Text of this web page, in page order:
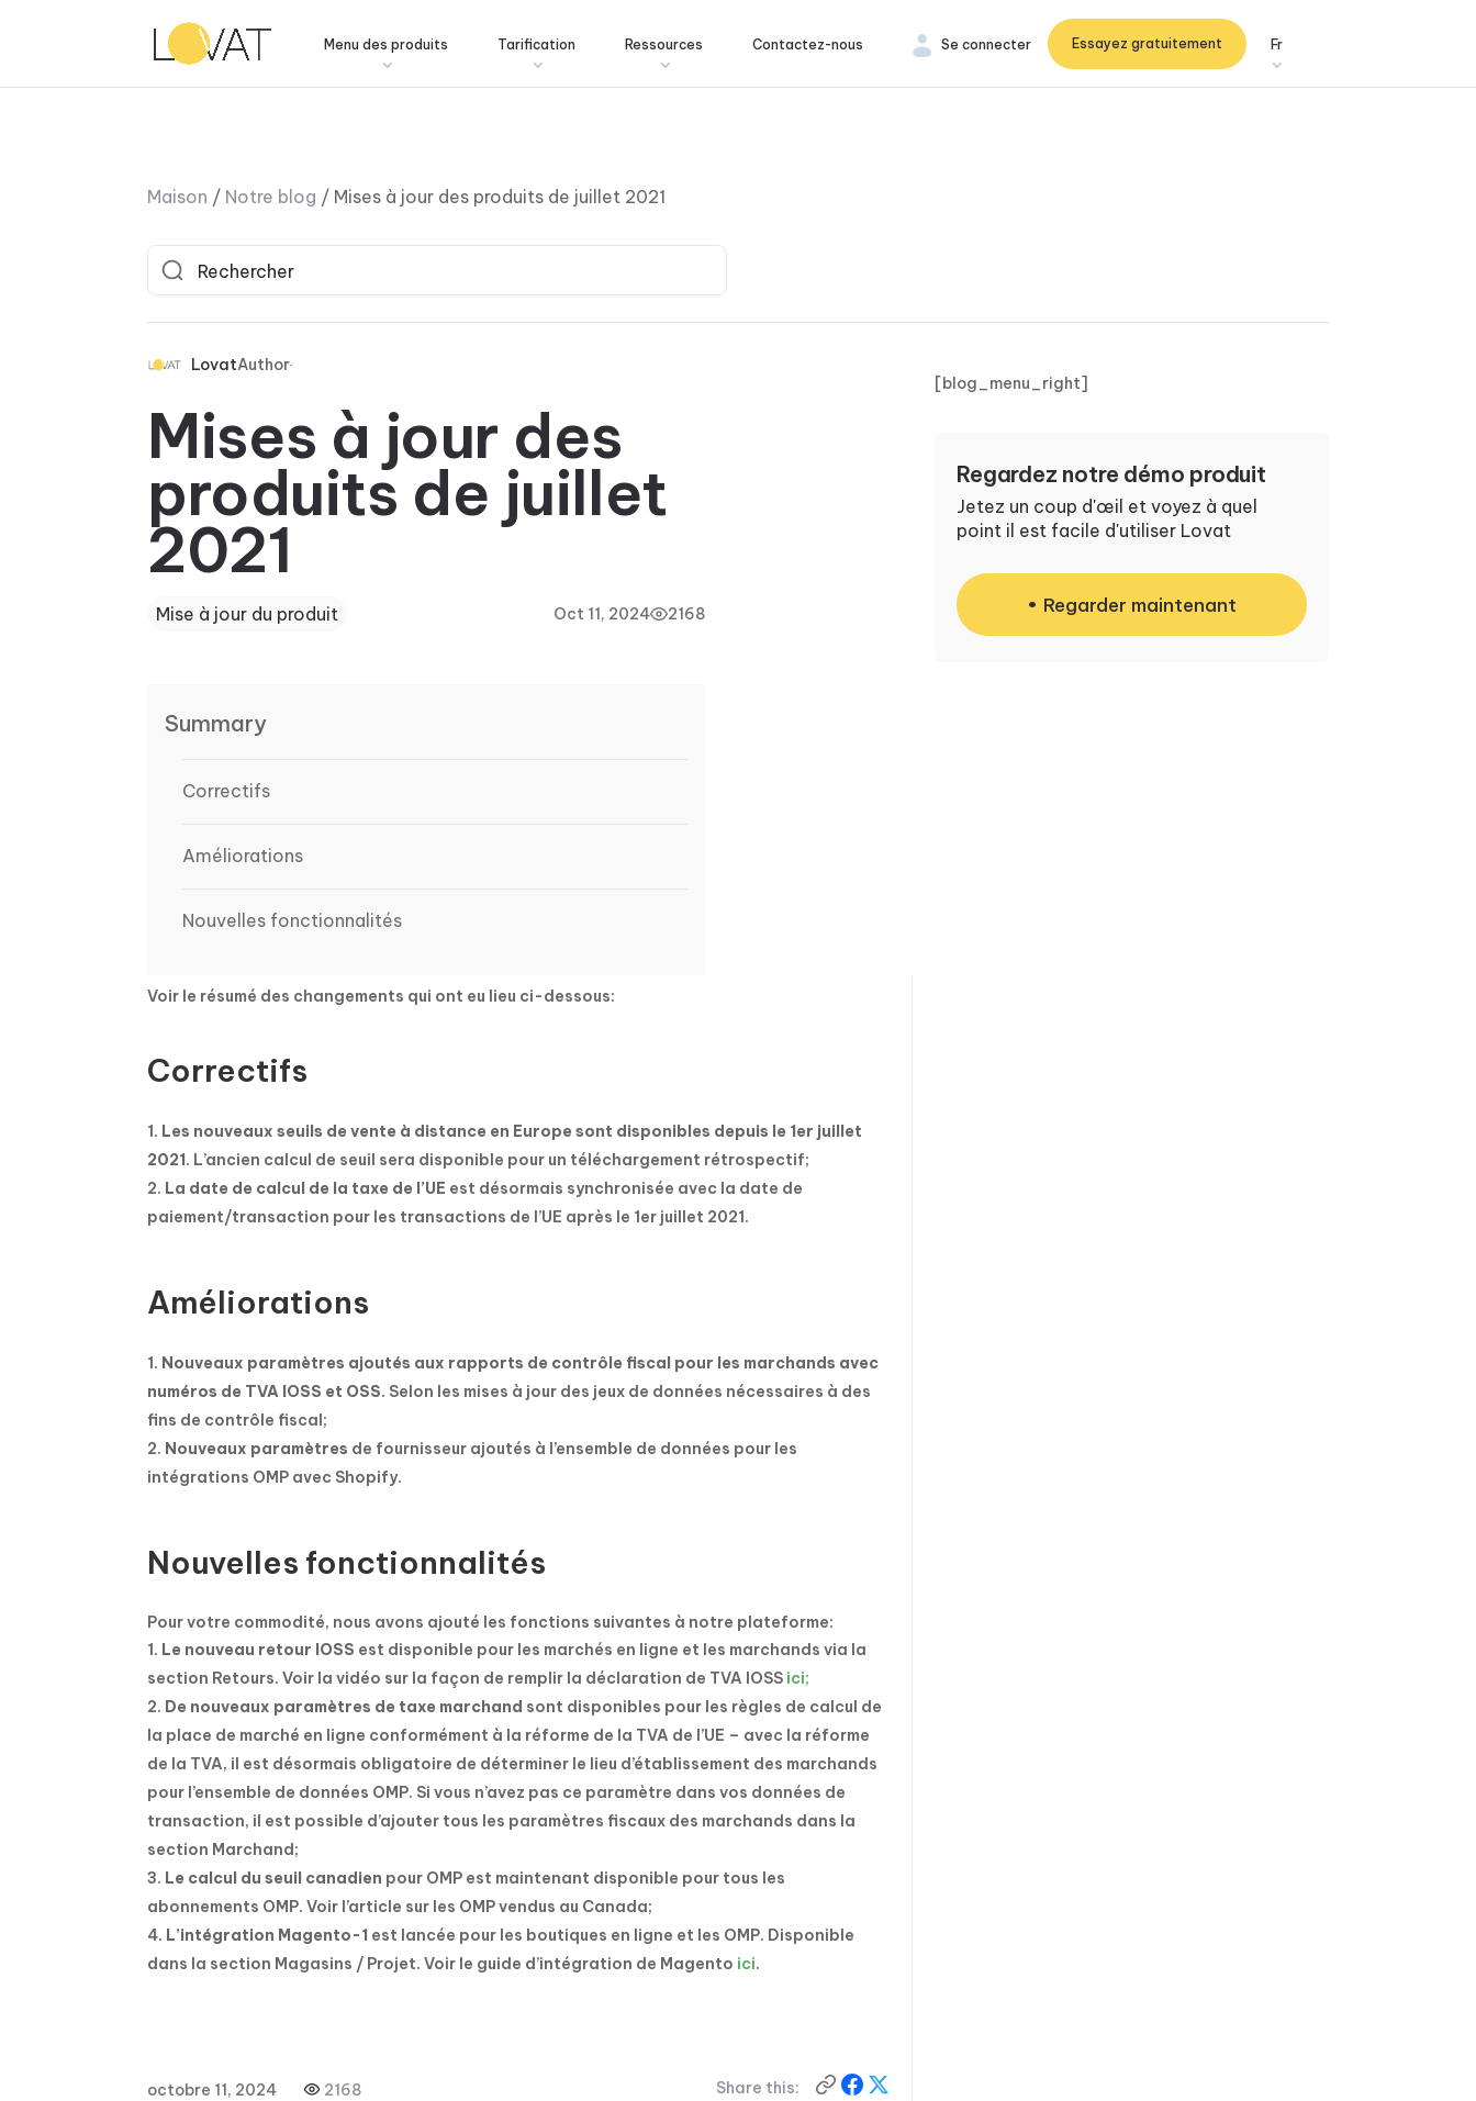
Menu des produits Tarification Ressources Contactez-nous Fr
Essayez gratuitement
Se connecter
Maison / Notre blog / Mises à jour des produits de juillet 2021
LovatAuthor
Mises à jour des
produits de juillet
2021
Mise à jour du produit Oct 11, 2024 2168
Summary
Correctifs
Améliorations
Nouvelles fonctionnalités
Voir le résumé des changements qui ont eu lieu ci-dessous:
Correctifs
Les nouveaux seuils de vente à distance en Europe sont disponibles depuis le 1er juillet
2021. L’ancien calcul de seuil sera disponible pour un téléchargement rétrospectif;
La date de calcul de la taxe de l’UE est désormais synchronisée avec la date de
paiement/transaction pour les transactions de l’UE après le 1er juillet 2021.
Améliorations
Nouveaux paramètres ajoutés aux rapports de contrôle fiscal pour les marchands avec
numéros de TVA IOSS et OSS. Selon les mises à jour des jeux de données nécessaires à des
fins de contrôle fiscal;
Nouveaux paramètres de fournisseur ajoutés à l’ensemble de données pour les
intégrations OMP avec Shopify.
Nouvelles fonctionnalités
Pour votre commodité, nous avons ajouté les fonctions suivantes à notre plateforme:
Le nouveau retour IOSS est disponible pour les marchés en ligne et les marchands via la
section Retours. Voir la vidéo sur la façon de remplir la déclaration de TVA IOSS ici;
De nouveaux paramètres de taxe marchand sont disponibles pour les règles de calcul de
la place de marché en ligne conformément à la réforme de la TVA de l’UE – avec la réforme
de la TVA, il est désormais obligatoire de déterminer le lieu d’établissement des marchands
pour l’ensemble de données OMP. Si vous n’avez pas ce paramètre dans vos données de
transaction, il est possible d’ajouter tous les paramètres fiscaux des marchands dans la
section Marchand;
Le calcul du seuil canadien pour OMP est maintenant disponible pour tous les
abonnements OMP. Voir l’article sur les OMP vendus au Canada;
L’intégration Magento-1 est lancée pour les boutiques en ligne et les OMP. Disponible
dans la section Magasins / Projet. Voir le guide d’intégration de Magento ici.
octobre 11, 2024 2168 Share this:
[blog_menu_right]
Regardez notre démo produit
Jetez un coup d'œil et voyez à quel
point il est facile d'utiliser Lovat
Regarder maintenant